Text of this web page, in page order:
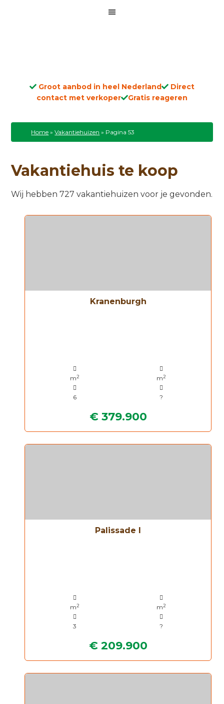
Groot aanbod in heel Nederland
Direct
contact met verkoper
Gratis reageren
Home »Vakantiehuizen » Pagina 53
Vakantiehuis te koop
Wij hebben 727 vakantiehuizen voor je gevonden.
Kranenburgh
m2 m2
6 ?
€ 379.900
Palissade I
m2 m2
3 ?
€ 209.900